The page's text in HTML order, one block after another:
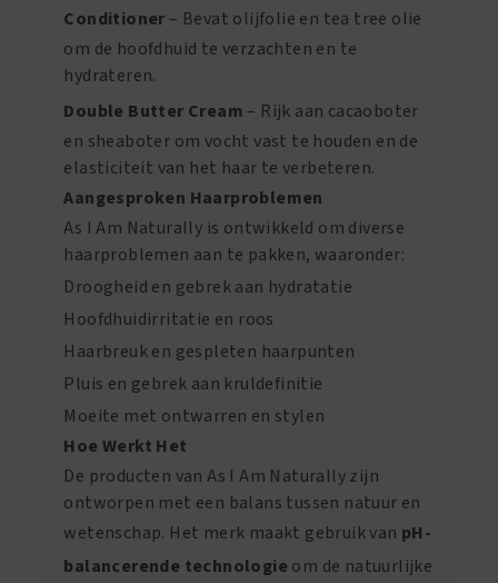
Conditioner – Bevat olijfolie en tea tree olie
om de hoofdhuid te verzachten en te
hydrateren.
Double Butter Cream – Rijk aan cacaoboter
en sheaboter om vocht vast te houden en de
elasticiteit van het haar te verbeteren.
Aangesproken Haarproblemen
As I Am Naturally is ontwikkeld om diverse
haarproblemen aan te pakken, waaronder:
Droogheid en gebrek aan hydratatie
Hoofdhuidirritatie en roos
Haarbreuk en gespleten haarpunten
Pluis en gebrek aan kruldefinitie
Moeite met ontwarren en stylen
Hoe Werkt Het
De producten van As I Am Naturally zijn
ontworpen met een balans tussen natuur en
wetenschap. Het merk maakt gebruik van pH-
balancerende technologie om de natuurlijke